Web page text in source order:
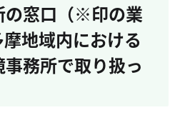
の窓口（※印の業
地域内における
務所で取り扱っ